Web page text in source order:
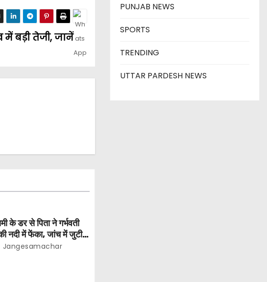
में बड़ी तेजी, जानें
के डर से पिता ने गर्भवती
नदी में फेंका, जांच में जुटी
Jangesamachar
PUNJAB NEWS
SPORTS
TRENDING
UTTAR PARDESH NEWS